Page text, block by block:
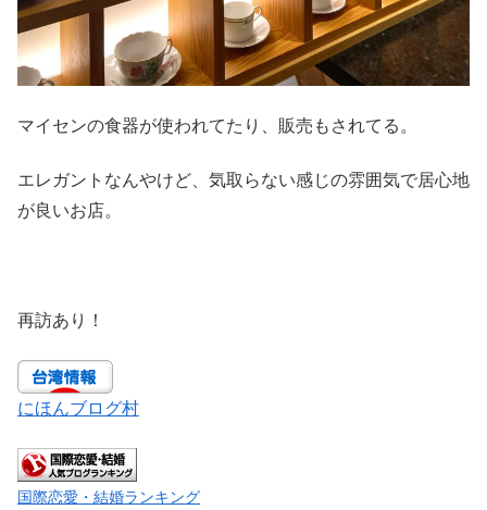
マイセンの食器が使われてたり、販売もされてる。
エレガントなんやけど、気取らない感じの雰囲気で居心地
が良いお店。
再訪あり！
にほんブログ村
国際恋愛・結婚ランキング